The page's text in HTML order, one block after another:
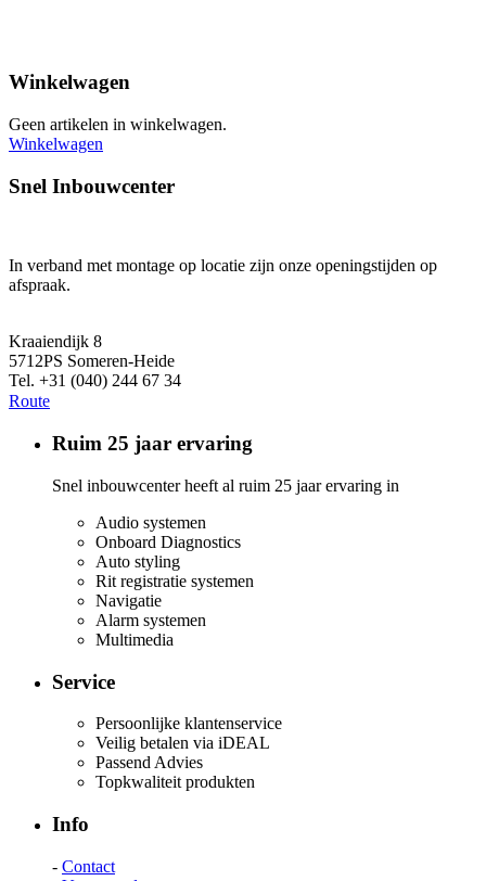
Winkelwagen
Geen artikelen in winkelwagen.
Winkelwagen
Snel Inbouwcenter
In verband met montage op locatie zijn onze openingstijden op
afspraak.
Kraaiendijk 8
5712PS Someren-Heide
Tel. +31 (040) 244 67 34
Route
Ruim 25 jaar ervaring
Snel inbouwcenter heeft al ruim 25 jaar ervaring in
Audio systemen
Onboard Diagnostics
Auto styling
Rit registratie systemen
Navigatie
Alarm systemen
Multimedia
Service
Persoonlijke klantenservice
Veilig betalen via iDEAL
Passend Advies
Topkwaliteit produkten
Info
- Contact